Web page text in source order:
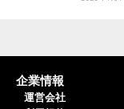
企業情報
運営会社